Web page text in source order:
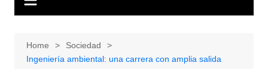
Home
Sociedad
Ingeniería ambiental: una carrera con amplia salida